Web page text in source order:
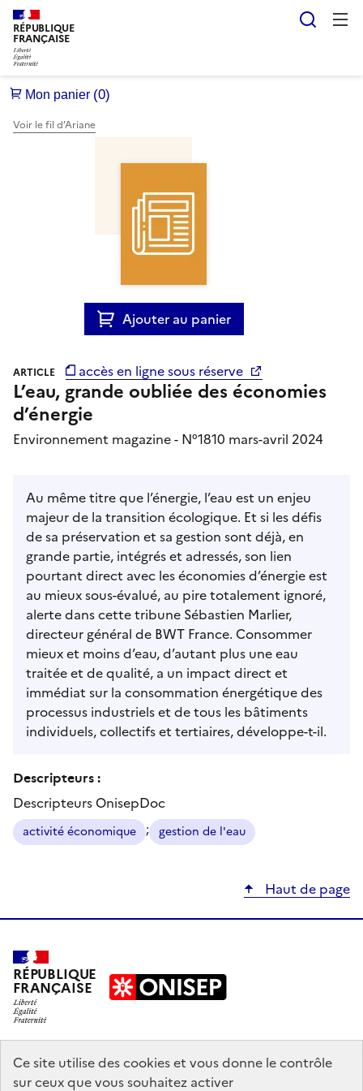
Ce site utilise des cookies et vous donne le contrôle
sur ceux que vous souhaitez activer
RÉPUBLIQUE
FRANÇAISE
Voir le fil d’Ariane
Ajouter au panier
accès en ligne sous réserve
ARTICLE
L’eau, grande oubliée des économies
d’énergie
Environnement magazine - N°1810 mars-avril 2024
Au même titre que l’énergie, l’eau est un enjeu
majeur de la transition écologique. Et si les défis
de sa préservation et sa gestion sont déjà, en
grande partie, intégrés et adressés, son lien
pourtant direct avec les économies d’énergie est
au mieux sous-évalué, au pire totalement ignoré,
alerte dans cette tribune Sébastien Marlier,
directeur général de BWT France. Consommer
mieux et moins d’eau, d’autant plus une eau
traitée et de qualité, a un impact direct et
immédiat sur la consommation énergétique des
processus industriels et de tous les bâtiments
individuels, collectifs et tertiaires, développe-t-il.
Descripteurs :
Descripteurs OnisepDoc
activité économique ; gestion de l'eau
Haut de page
RÉPUBLIQUE
FRANÇAISE
education.gouv.fr